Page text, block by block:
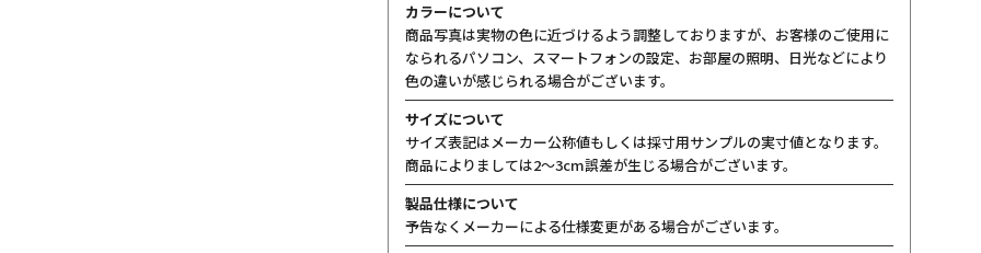
カラーについて
商品写真は実物の色に近づけるよう調整しておりますが、お客様のご使用に
なられるパソコン、スマートフォンの設定、お部屋の照明、日光などにより
色の違いが感じられる場合がございます。
サイズについて
サイズ表記はメーカー公称値もしくは採寸用サンプルの実寸値となります。
商品によりましては2〜3cm誤差が生じる場合がございます。
製品仕様について
予告なくメーカーによる仕様変更がある場合がございます。